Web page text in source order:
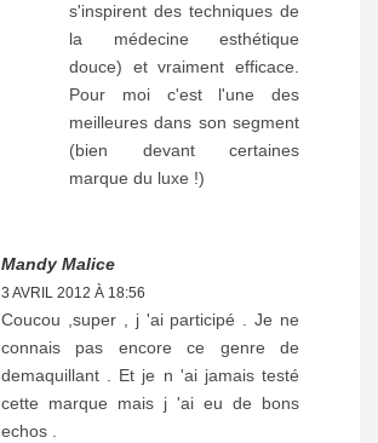
s'inspirent des techniques de
la médecine esthétique
douce) et vraiment efficace.
Pour moi c'est l'une des
meilleures dans son segment
(bien devant certaines
marque du luxe !)
Mandy Malice
3 AVRIL 2012 À 18:56
Coucou ,super , j 'ai participé . Je ne
connais pas encore ce genre de
demaquillant . Et je n 'ai jamais testé
cette marque mais j 'ai eu de bons
echos .